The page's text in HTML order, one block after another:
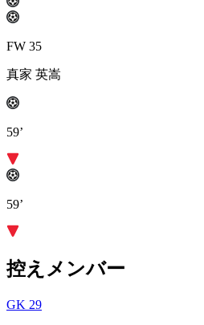
FW 35
真家 英嵩
59’
59’
控えメンバー
GK 29